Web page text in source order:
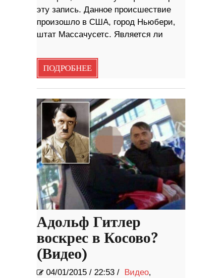
эту запись. Данное происшествие
произошло в США, город Ньюбери,
штат Массачусетс. Является ли
ПОДРОБНЕЕ
Адольф Гитлер
воскрес в Косово?
(Видео)
04/01/2015 / 22:53 / Видео,